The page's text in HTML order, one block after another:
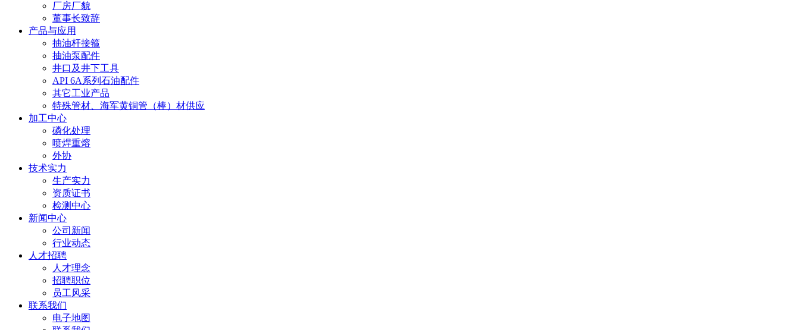
厂房厂貌
董事长致辞
产品与应用
抽油杆接箍
抽油泵配件
井口及井下工具
API 6A系列石油配件
其它工业产品
特殊管材、海军黄铜管（棒）材供应
加工中心
磷化处理
喷焊重熔
外协
技术实力
生产实力
资质证书
检测中心
新闻中心
公司新闻
行业动态
人才招聘
人才理念
招聘职位
员工风采
联系我们
电子地图